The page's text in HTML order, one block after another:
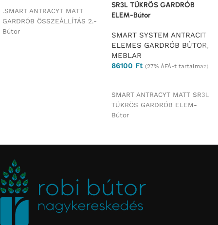
.SMART ANTRACYT MATT
GARDRÓB ÖSSZEÁLLÍTÁS 2.-
Bútor
SR3L TÜKRÖS GARDRÓB
ELEM-Bútor
SMART SYSTEM ANTRACIT
ELEMES GARDRÓB BÚTOR,
MEBLAR
86100 Ft (27% ÁFÁ-t tartalmaz)
SMART ANTRACYT MATT SR3L
TÜKRÖS GARDRÓB ELEM-
Bútor